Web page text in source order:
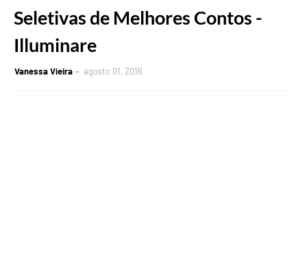
Seletivas de Melhores Contos -
Illuminare
Vanessa Vieira agosto 01, 2016